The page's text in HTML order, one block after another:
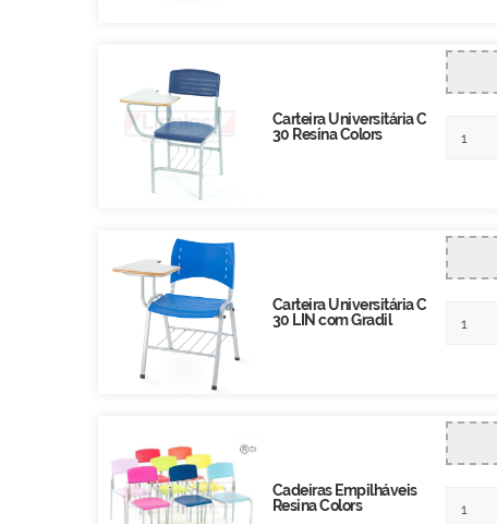
Carteira Universitária C
30 Resina Colors
Carteira Universitária C
30 LIN com Gradil
Cadeiras Empilháveis
Resina Colors